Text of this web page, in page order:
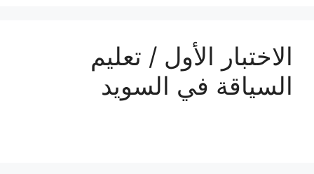
الاختبار الأول / تعليم
السياقة في السويد